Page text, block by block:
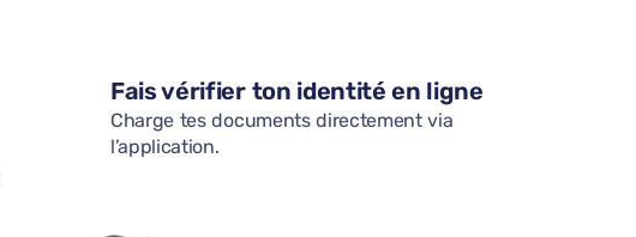
Fais vérifier ton identité en ligne
Charge tes documents directement via
l’application.